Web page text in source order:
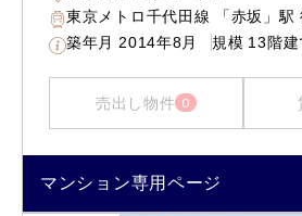
東京メトロ千代田線 「赤坂」駅
築年月 2014年8月 規模 13階建
売出し物件 0
マンション専用ページ